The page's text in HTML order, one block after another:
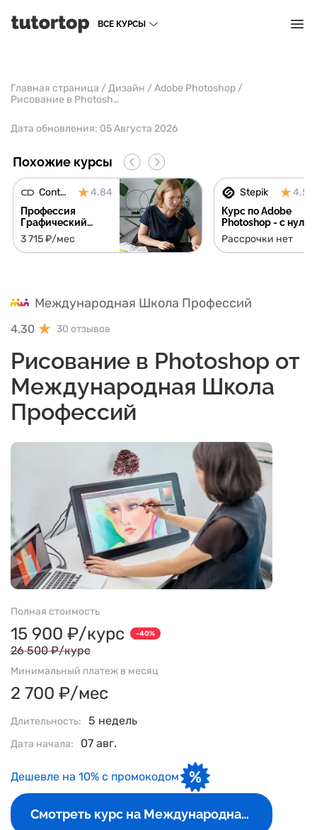
ВСЕ КУРСЫ
Главная страница /Дизайн /Adobe Photoshop /
Рисование в Photoshop
Дата обновления: 05 Августа 2026
Похожие курсы
Contented 4.84
Профессия
Графический
дизайнер + 5
курсов в подарок
3 715 ₽/мес
Stepik 4.56
Курс по Adobe
Photoshop - с нуля
до результата
Рассрочки нет
Международная Школа Профессий
4.30 30 отзывов
Рисование в Photoshop от
Международная Школа
Профессий
Полная стоимость
26 500 ₽/курс
15 900 ₽/курс -40%
Минимальный платеж в месяц
2 700 ₽/мес
Длительность: 5 недель
Дата начала: 07 авг.
Дешевле на 10% с промокодом
Смотреть курс на Международная Школа Профессий